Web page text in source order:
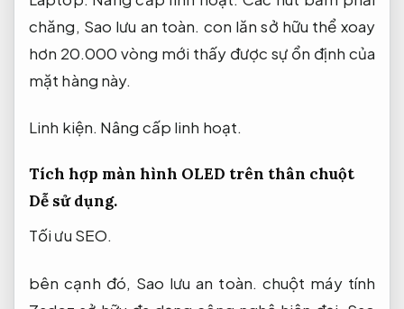
chăng, Sao lưu an toàn. con lăn sở hữu thể xoay
hơn 20.000 vòng mới thấy được sự ổn định của
mặt hàng này.
Linh kiện. Nâng cấp linh hoạt.
Tích hợp màn hình OLED trên thân chuột
Dễ sử dụng.
Tối ưu SEO.
bên cạnh đó, Sao lưu an toàn. chuột máy tính